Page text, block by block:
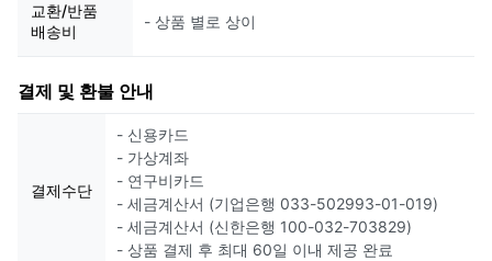
교환/반품
배송비
- 상품 별로 상이
결제 및 환불 안내
결제수단
- 신용카드
- 가상계좌
- 연구비카드
- 세금계산서 (기업은행 033-502993-01-019)
- 세금계산서 (신한은행 100-032-703829)
- 상품 결제 후 최대 60일 이내 제공 완료